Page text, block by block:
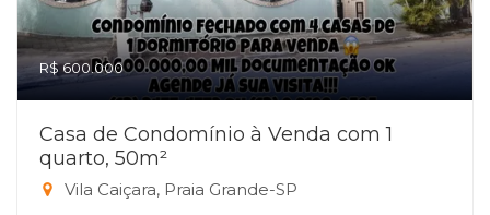
R$ 600.000
Casa de Condomínio à Venda com 1
quarto, 50m²
Vila Caiçara, Praia Grande-SP